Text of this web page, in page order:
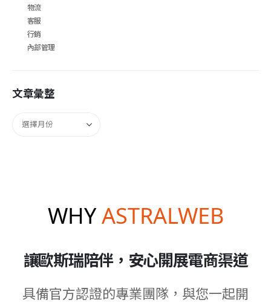
物流
客服
行銷
內部管理
文章彙整
WHYASTRALWEB
讓歐斯瑞陪伴，安心開展電商渠道
具備官方認證的專業團隊，與您一起開